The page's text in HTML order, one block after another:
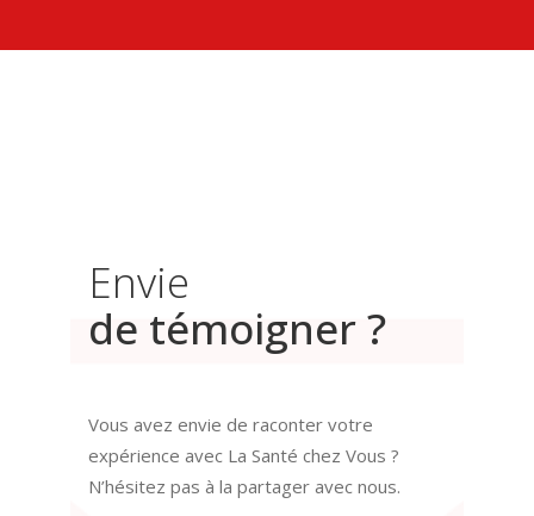
Envie
de témoigner ?
Vous avez envie de raconter votre
expérience avec La Santé chez Vous ?
N’hésitez pas à la partager avec nous.